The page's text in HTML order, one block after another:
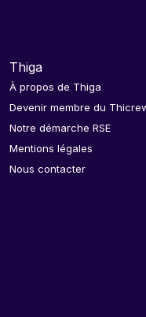
Thiga
À propos de Thiga
Devenir membre du
Notre démarche RSE
Mentions légales
Nous contacter